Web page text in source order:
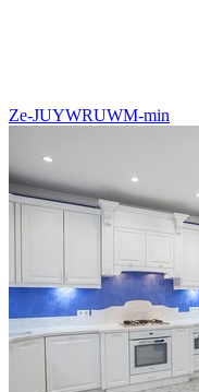
Ze-JUYWRUWM-min